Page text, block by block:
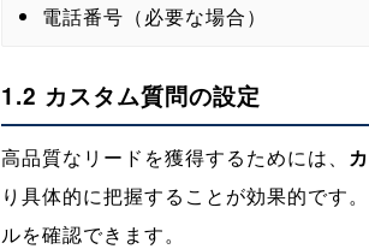
電話番号（必要な場合）
1.2 カスタム質問の設定
高品質なリードを獲得するためには、
り具体的に把握することが効果的です
ルを確認できます。